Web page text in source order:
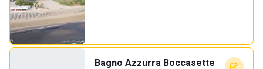
Bagno Azzurra Boccasette